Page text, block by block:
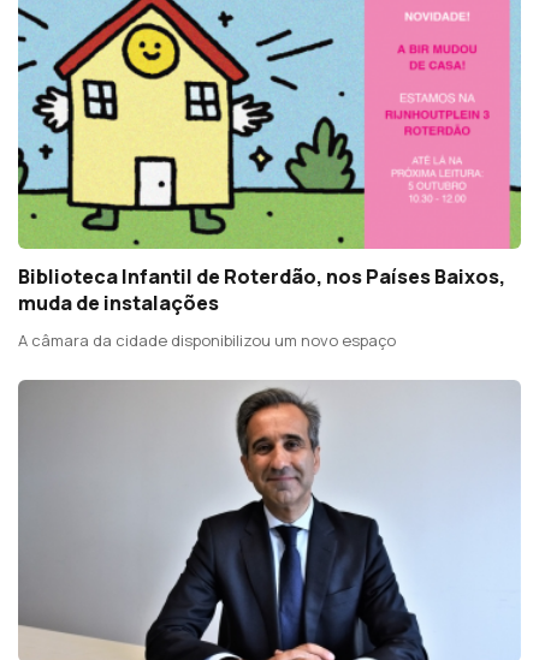
Biblioteca Infantil de Roterdão, nos Países Baixos,
muda de instalações
A câmara da cidade disponibilizou um novo espaço